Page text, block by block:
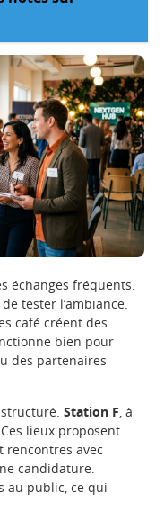
échanges fréquents.
tester l’ambiance.
café créent des
bien pour
des partenaires
structuré.Station F, à
lieux proposent
rencontres avec
candidature.
au public, ce qui